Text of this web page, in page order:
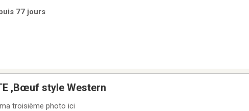
018577 jours
,Bœuf style Western
troisième photo ici